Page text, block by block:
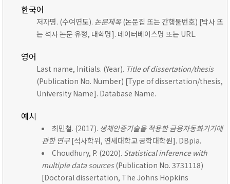
한국어
저자명. (수여연도). 논문제목(논문집 또는 간행물번호) [박사 또
는 석사 논문 유형, 대학명]. 데이터베이스명 또는 URL.
영어
Last name, Initials. (Year). Title of dissertation/thesis
(Publication No. Number) [Type of dissertation/thesis,
University Name]. Database Name.
예시
최민철. (2017). 생체인증기술을 적용한 금융자동화기기에
관한 연구[석사학위, 연세대학교 공학대학원]. DBpia.
Choudhury, P. (2020). Statistical inference with
multiple data sources(Publication No. 3731118)
[Doctoral dissertation, The Johns Hopkins